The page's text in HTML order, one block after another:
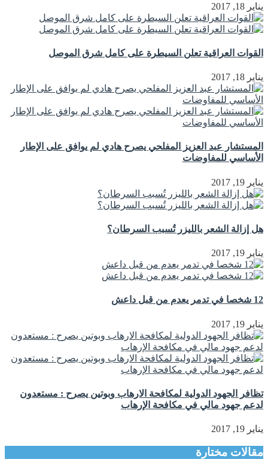
يناير 18, 2017
القوات العراقية تعلن السيطرة على كامل شرق الموصل
يناير 18, 2017
المستشار عبد العزيز المفلحي يصرح هادي لم يوافق على الإطار
الأساسي للمفاوضات
يناير 19, 2017
هل إزالة الشعر بالليزر تُسبب السرطان؟
يناير 19, 2017
12 شخصا في تدمر يعدم من قبل داعش
يناير 19, 2017
تظافر الجهود الدولية لمكافحة الارهاب وبوتين يصرح : مستعدون
لدعم جهود مالي في مكافحة الإرهاب
يناير 19, 2017
مقالات مختارة